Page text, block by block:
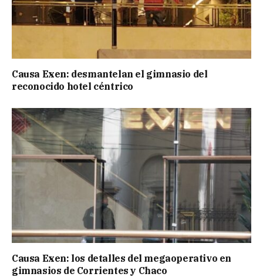
Causa Exen: desmantelan el gimnasio del
reconocido hotel céntrico
Causa Exen: los detalles del megaoperativo en
gimnasios de Corrientes y Chaco